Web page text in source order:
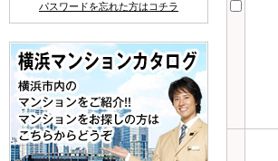
パスワードを忘れた方はコチラ